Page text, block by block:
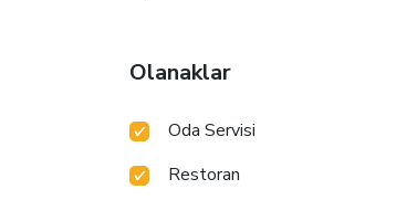
Olanaklar
Oda Servisi
Restoran